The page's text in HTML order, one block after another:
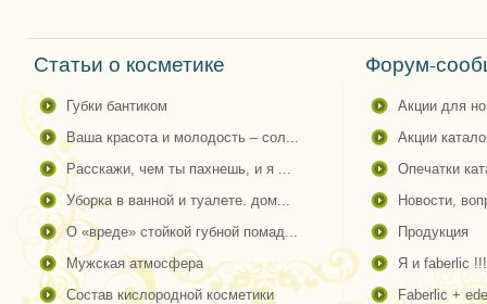
Статьи о косметике
губки бантиком
ваша красота и молодость – сол...
расскажи, чем ты пахнешь, и я ...
уборка в ванной и туалете. дом...
о «вреде» стойкой губной помад...
мужская атмосфера
состав кислородной косметики
Форум-
акции для
акции
опечатки
новости,
продукция
я и faberlic !!!
faberlic +